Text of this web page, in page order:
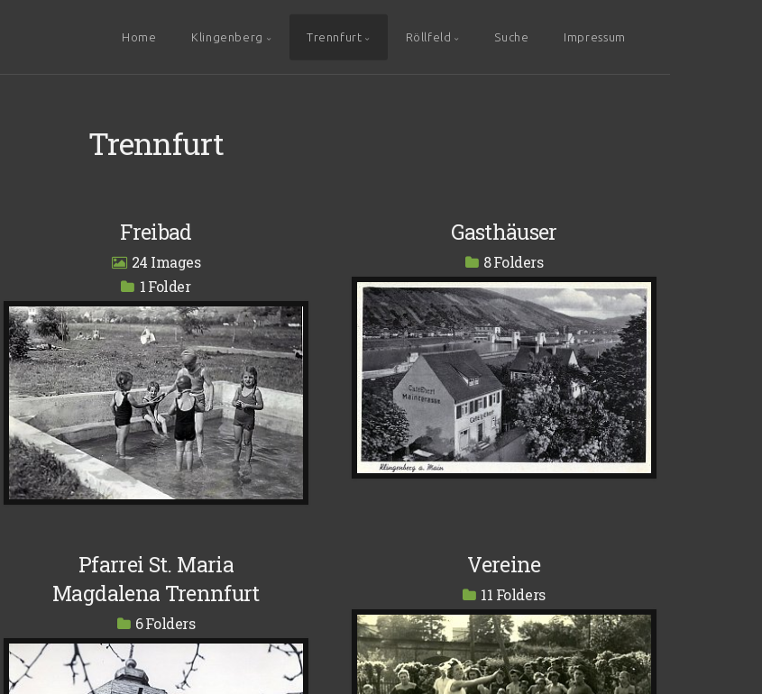
Home Klingenberg Trennfurt Röllfeld Suche Impressum
Trennfurt
Freibad
24
1
Gasthäuser
8
Pfarrei St. Maria
Magdalena Trennfurt
6
Vereine
11